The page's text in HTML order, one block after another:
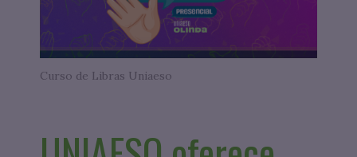
Curso de Libras Uniaeso